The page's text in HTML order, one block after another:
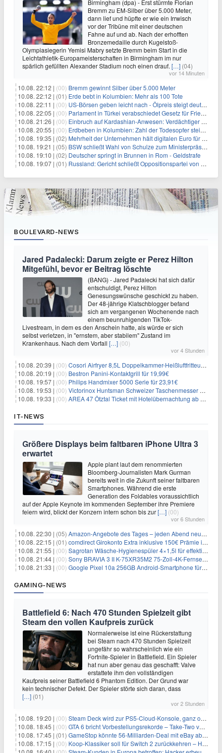
Birmingham (dpa) - Erst stürmte Florian
Bremm zu EM-Silber über 5.000 Meter,
dann lief und hüpfte er wie ein Irrwisch
vor der Tribüne mit einer deutschen
Fahne auf und ab. Nach der erhofften
Bronzemedaille durch Kugelstoß-
Olympiasiegerin Yemisi Mabry setzte Bremm beim Start in die
Leichtathletik-Europameisterschaften in Birmingham im nur
spärlich gefüllten Alexander Stadium noch einen drauf. […] (04)
vor 14 Minuten
10.08. 22:12 | (00) Bremm gewinnt Silber über 5.000 Meter
10.08. 22:12 | (01) Erde bebt in Kolumbien: Mehr als 100 Tote
10.08. 22:11 | (00) US-Börsen geben leicht nach - Ölpreis steigt deutlich
10.08. 22:05 | (00) Parlament in Türkei verabschiedet Gesetz für Frieden mit PKK
10.08. 21:26 | (00) Einbruch auf Kardashian-Anwesen: Verdächtiger festgenommen
10.08. 20:55 | (00) Erdbeben in Kolumbien: Zahl der Todesopfer steigt auf über 100
10.08. 19:35 | (02) Mehrheit der Unternehmen hält digitalen Euro für überflüssig
10.08. 19:21 | (05) BSW schließt Wahl von Schulze zum Ministerpräsidenten aus
10.08. 19:10 | (02) Deutscher springt in Brunnen in Rom - Geldstrafe
10.08. 19:07 | (01) Russland: Gericht schließt Oppositionspartei von Parlamentswahl aus
BOULEVARD-NEWS
Jared Padalecki: Darum zeigte er Perez Hilton
Mitgefühl, bevor er Beitrag löschte
(BANG) - Jared Padalecki hat sich dafür
entschuldigt, Perez Hilton
Genesungswünsche geschickt zu haben.
Der 48-jährige Klatschblogger befand
sich am vergangenen Wochenende nach
einem beunruhigenden TikTok-
Livestream, in dem es den Anschein hatte, als würde er sich
selbst verletzen, in "ernstem, aber stabilem" Zustand im
Krankenhaus. Nach dem Vorfall […] (00)
vor 4 Stunden
10.08. 20:39 | (00) Cosori Airfryer 8,5L Doppelkammer-Heißluftfritteuse mit Sichtfenster für 139,94€
10.08. 20:19 | (00) Bestron Panini-Kontaktgrill für 19,99€
10.08. 19:57 | (00) Philips Handmixer 5000 Serie für 23,91€
10.08. 19:53 | (00) Victorinox Huntsman Schweizer Taschenmesser mit 15 Funktionen für 31,65€
10.08. 19:33 | (00) AREA 47 Ötztal Ticket mit Hotelübernachtung ab 109€ p.P.
IT-NEWS
Größere Displays beim faltbaren iPhone Ultra 3
erwartet
Apple plant laut dem renommierten
Bloomberg-Journalisten Mark Gurman
bereits weit in die Zukunft seiner faltbaren
Smartphones. Während die erste
Generation des Foldables voraussichtlich
auf der Apple Keynote im kommenden September ihre Premiere
feiern wird, blickt der Konzern intern schon bis zur[…] (00)
vor 6 Stunden
10.08. 22:30 | (05) Amazon-Angebote des Tages – jeden Abend neue Deals zum Stöbern
10.08. 22:15 | (01) comdirect Girokonto Extra inklusive 150€ Prämie inkl. gratis Visa-Kreditkarte + 1 Jahr kostenlose Kontoführung + 1,75% Zinsen p.a.
10.08. 21:55 | (00) Sagrotan Wäsche-Hygienespüler 4×1,5l für effektiv 10,76€
10.08. 21:44 | (00) Sony BRAVIA 3 II K-75XR35M2 75-Zoll-4K-Fernseher für 1359€
10.08. 21:33 | (00) Google Pixel 10a 256GB Android-Smartphone für 449€
GAMING-NEWS
Battlefield 6: Nach 470 Stunden Spielzeit gibt
Steam den vollen Kaufpreis zurück
Normalerweise ist eine Rückerstattung
bei Steam nach 470 Stunden Spielzeit
ungefähr so wahrscheinlich wie ein
Fortnite-Spieler in Battlefield. Ein Spieler
hat nun aber genau das geschafft: Valve
erstattete ihm den vollständigen
Kaufpreis seiner Battlefield 6 Phantom Edition. Der Grund war
kein technischer Defekt. Der Spieler störte sich daran, dass
[…] (01)
vor 2 Stunden
10.08. 19:20 | (00) Steam Deck wird zur PS5-Cloud-Konsole, ganz ohne eigener PlayStation 5
10.08. 18:45 | (00) GTA 6 bricht Vorbestellungsrekorde – Take-Two verrät trotzdem keine Zahlen
10.08. 17:45 | (01) GameStop könnte 56-Milliarden-Deal mit eBay abblasen, doch Ryan Cohen gibt nicht auf
10.08. 17:15 | (00) Koop-Klassiker soll für Switch 2 zurückkehren – Händler nennt bereits einen Release-Termin